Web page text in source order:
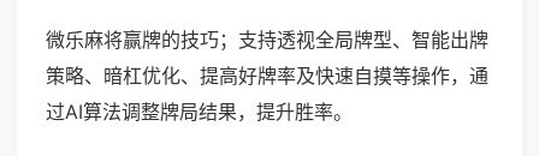
微乐麻将赢牌的技巧；支持透视全局牌型、智能出牌
策略、暗杠优化、提高好牌率及快速自摸等操作，通
过AI算法调整牌局结果，提升胜率。